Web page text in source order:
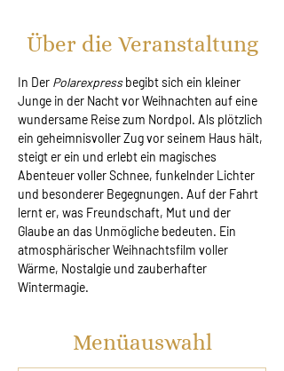
Über die Veranstaltung
In Der Polarexpress begibt sich ein kleiner
Junge in der Nacht vor Weihnachten auf eine
wundersame Reise zum Nordpol. Als plötzlich
ein geheimnisvoller Zug vor seinem Haus hält,
steigt er ein und erlebt ein magisches
Abenteuer voller Schnee, funkelnder Lichter
und besonderer Begegnungen. Auf der Fahrt
lernt er, was Freundschaft, Mut und der
Glaube an das Unmögliche bedeuten. Ein
atmosphärischer Weihnachtsfilm voller
Wärme, Nostalgie und zauberhafter
Wintermagie.
Menüauswahl